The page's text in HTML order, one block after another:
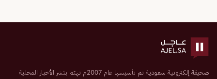
صحيفة إلكترونية سعودية تم تأسيسها عام 2007م تهتم بنشر الأخبار المحلية